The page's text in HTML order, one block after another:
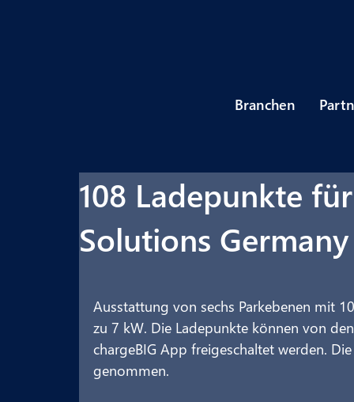
Branchen
108 Ladepunkte
Solutions
Ausstattung von sechs Parkebenen mit
zu 7 kW. Die Ladepunkte können von
chargeBIG App freigeschaltet werden.
genommen.